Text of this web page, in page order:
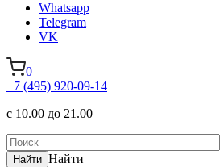
Whatsapp
Telegram
VK
0
+7 (495) 920-09-14
с 10.00 до 21.00
Найти